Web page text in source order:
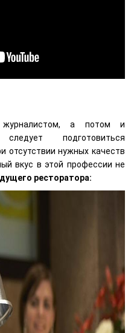
а потом и
подготовиться
отсутствии нужных качеств
вкус в этой профессии не
ресторатора: